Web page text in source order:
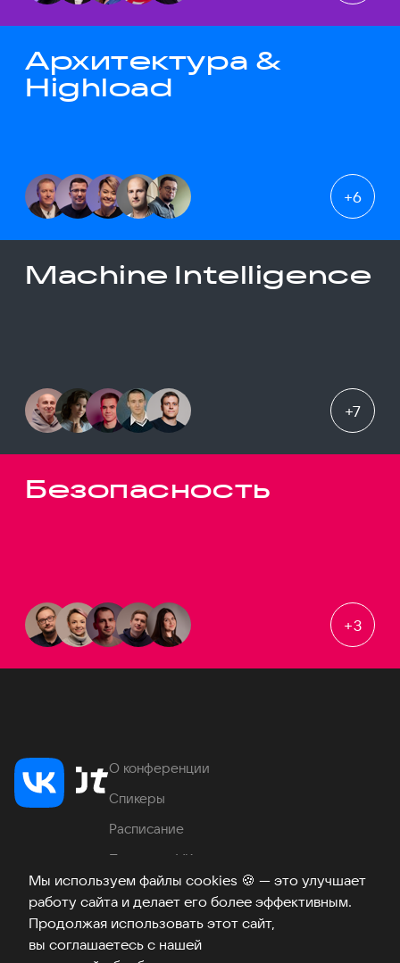
Мы используем файлы cookies 🍪 — это улучшает
работу сайта и делает его более эффективным.
Продолжая использовать этот сайт,
вы соглашаетесь с нашей
Архитектура &
Highload
+6
Machine Intelligence
+7
Безопасность
+3
О конференции
Спикеры
Расписание
Продукты VK
Место проведения
Часто задаваемые вопросы